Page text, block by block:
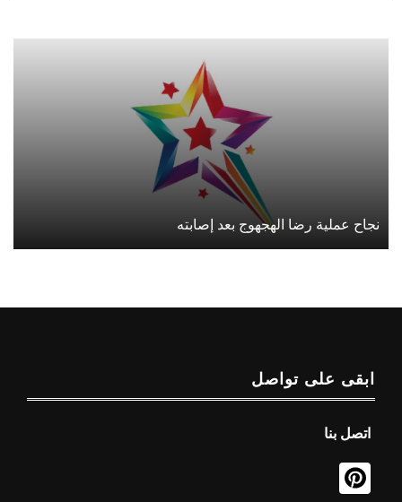
نجاح عملية رضا الهجهوج بعد إصابته
ابقى على تواصل
اتصل بنا